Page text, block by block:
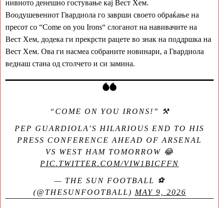
нивното денешно гостување кај Вест Хем.
Воодушевениот Гвардиола го заврши своето обраќање на
пресот со “Come on you Irons“ слоганот на навивачите на
Вест Хем, додека ги прекрсти рацете во знак на поддршка на
Вест Хем. Ова ги насмеа собраните новинари, а Гвардиола
веднаш стана од столчето и си замина.
“COME ON YOU IRONS!” ⚒️
PEP GUARDIOLA’S HILARIOUS END TO HIS
PRESS CONFERENCE AHEAD OF ARSENAL
VS WEST HAM TOMORROW 😂
PIC.TWITTER.COM/VIW1BICFFN
— THE SUN FOOTBALL ⚽
(@THESUNFOOTBALL) MAY 9, 2026